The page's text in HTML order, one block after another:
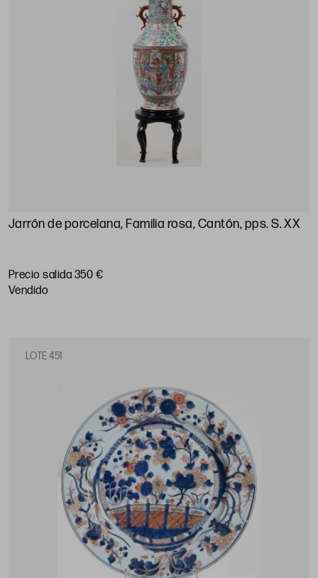
Jarrón de porcelana, Familia rosa, Cantón, pps. S. XX
Precio salida 350 €
vendido
LOTE 451